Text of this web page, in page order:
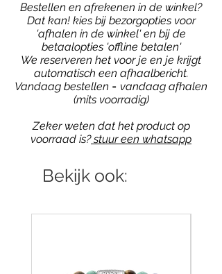
Bestellen en afrekenen in de winkel?
Dat kan! kies bij bezorgopties voor
'afhalen in de winkel' en bij de
betaalopties 'offline betalen'
We reserveren het voor je en je krijgt
automatisch een afhaalbericht.
Vandaag bestellen = vandaag afhalen
(mits voorradig)
Zeker weten dat het product op
voorraad is?stuur een whatsapp
Bekijk ook: